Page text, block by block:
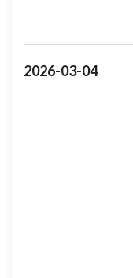
2026-03-04